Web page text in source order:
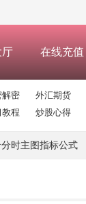
在线充值
解密 外汇期货
程
炒股心得
时主图指标公式